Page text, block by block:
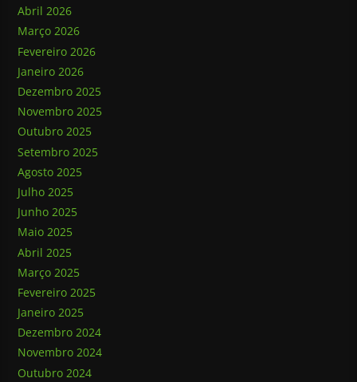
Abril 2026
Março 2026
Fevereiro 2026
Janeiro 2026
Dezembro 2025
Novembro 2025
Outubro 2025
Setembro 2025
Agosto 2025
Julho 2025
Junho 2025
Maio 2025
Abril 2025
Março 2025
Fevereiro 2025
Janeiro 2025
Dezembro 2024
Novembro 2024
Outubro 2024